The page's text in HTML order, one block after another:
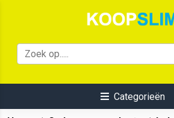
Categorieën